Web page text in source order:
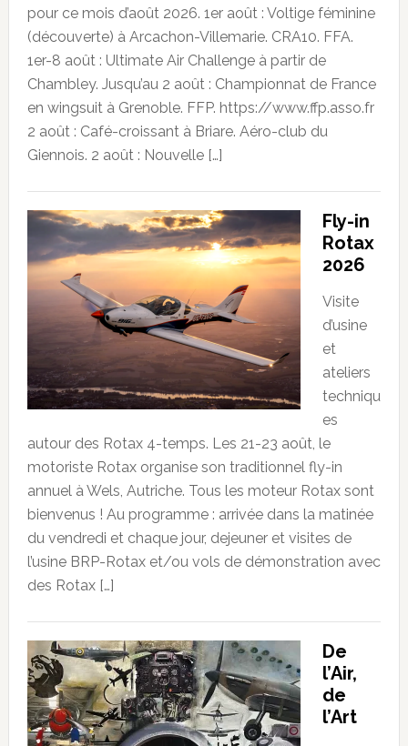
pour ce mois d’août 2026. 1er août : Voltige féminine
(découverte) à Arcachon-Villemarie. CRA10. FFA.
1er-8 août : Ultimate Air Challenge à partir de
Chambley. Jusqu’au 2 août : Championnat de France
en wingsuit à Grenoble. FFP. https://www.ffp.asso.fr
2 août : Café-croissant à Briare. Aéro-club du
Giennois. 2 août : Nouvelle […]
Fly-in
Rotax
2026
Visite
d’usine
et
ateliers
techniqu
es
autour des Rotax 4-temps. Les 21-23 août, le
motoriste Rotax organise son traditionnel fly-in
annuel à Wels, Autriche. Tous les moteur Rotax sont
bienvenus ! Au programme : arrivée dans la matinée
du vendredi et chaque jour, dejeuner et visites de
l’usine BRP-Rotax et/ou vols de démonstration avec
des Rotax […]
De
l’Air,
de
l’Art